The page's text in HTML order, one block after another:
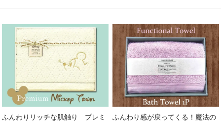
ふんわりリッチな肌触り プレミ
ふんわり感が戻ってくる！魔法の